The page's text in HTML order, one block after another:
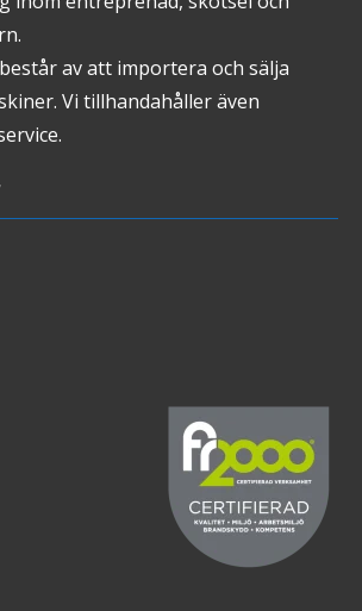
av att importera och sälja
Vi tillhandahåller även